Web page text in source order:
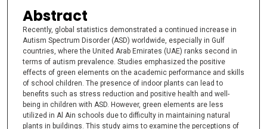
Abstract
Recently, global statistics demonstrated a continued increase in
Autism Spectrum Disorder (ASD) worldwide, especially in Gulf
countries, where the United Arab Emirates (UAE) ranks second in
terms of autism prevalence. Studies emphasized the positive
effects of green elements on the academic performance and skills
of school children. The presence of indoor plants can lead to
benefits such as stress reduction and positive health and well-
being in children with ASD. However, green elements are less
utilized in Al Ain schools due to difficulty in maintaining natural
plants in buildings. This study aims to examine the perceptions of